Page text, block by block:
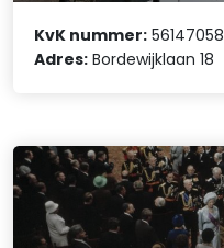
KvK nummer: 56147058
Adres: Bordewijklaan 18